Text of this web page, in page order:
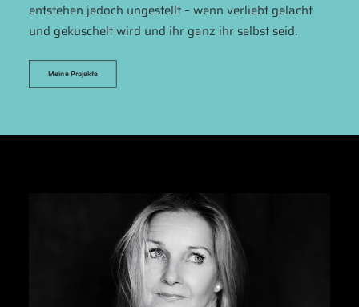
entstehen jedoch ungestellt – wenn verliebt gelacht
und gekuschelt wird und ihr ganz ihr selbst seid.
Meine Projekte